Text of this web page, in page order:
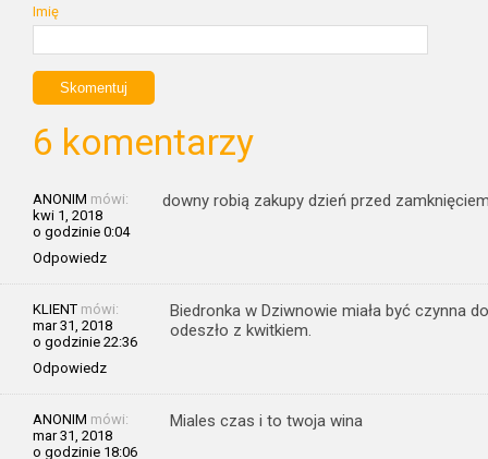
Imię
6 komentarzy
ANONIM mówi:
kwi 1, 2018
o godzinie 0:04
Odpowiedz
downy robią zakupy dzień przed
KLIENT mówi:
mar 31, 2018
o godzinie 22:36
Odpowiedz
Biedronka w Dziwnowie miała być czynna
odeszło z kwitkiem.
ANONIM mówi:
mar 31, 2018
o godzinie 18:06
Miales czas i to twoja wina